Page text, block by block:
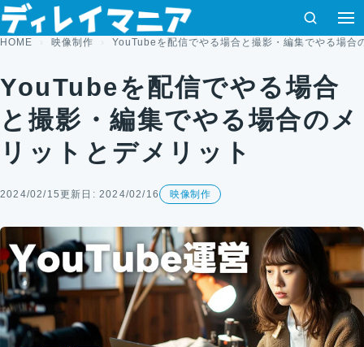
コンテンツへスキップ
検索
HOME 映像制作 YouTubeを配信でやる場合と撮影・編集でやる場合
YouTubeを配信でやる場合
と撮影・編集でやる場合のメ
リットとデメリット
2024/02/15更新日: 2024/02/16 映像制作